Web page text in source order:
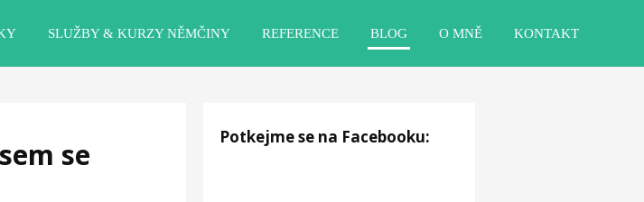
SLUŽBY & KURZY NĚMČINY REFERENCE BLOG O MNĚ KONTAKT
se
Potkejme se na Facebooku: